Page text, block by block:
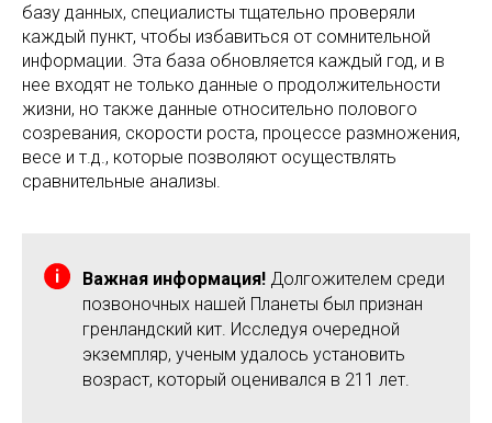
базу данных, специалисты тщательно проверяли
каждый пункт, чтобы избавиться от сомнительной
информации. Эта база обновляется каждый год, и в
нее входят не только данные о продолжительности
жизни, но также данные относительно полового
созревания, скорости роста, процессе размножения,
весе и т.д., которые позволяют осуществлять
сравнительные анализы.
Важная информация! Долгожителем среди
позвоночных нашей Планеты был признан
гренландский кит. Исследуя очередной
экземпляр, ученым удалось установить
возраст, который оценивался в 211 лет.